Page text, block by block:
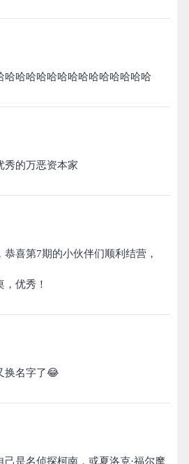
恭喜第7期的小伙伴们顺利结营，
己是名侦探柯南，或夏洛克·福尔摩